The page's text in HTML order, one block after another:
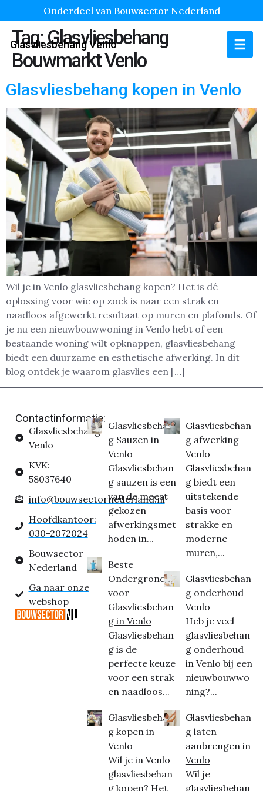
Onderdeel van Bouwsector Nederland
Glasvliesbehang Venlo
Tag:Glasvliesbehang
Bouwmarkt Venlo
Glasvliesbehang kopen in Venlo
Wil je in Venlo glasvliesbehang kopen? Het is dé
oplossing voor wie op zoek is naar een strak en
naadloos afgewerkt resultaat op muren en plafonds. Of
je nu een nieuwbouwwoning in Venlo hebt of een
bestaande woning wilt opknappen, glasvliesbehang
biedt een duurzame en esthetische afwerking. In dit
blog ontdek je waarom glasvlies een […]
Contactinformatie:
Glasvliesbehang
Venlo
KVK:
58037640
info@bouwsectornederland.nl
Hoofdkantoor:
030-2072024
Bouwsector
Nederland
Ga naar onze
webshop
Glasvliesbehan
g Sauzen in
Venlo
Glasvliesbehan
g sauzen is een
van de meest
gekozen
afwerkingsmet
hoden in...
Beste
Ondergrond
voor
Glasvliesbehan
g in Venlo
Glasvliesbehan
g is de
perfecte keuze
voor een strak
en naadloos...
Glasvliesbehan
g kopen in
Venlo
Wil je in Venlo
glasvliesbehan
g kopen? Het
Glasvliesbehan
g afwerking
Venlo
Glasvliesbehan
g biedt een
uitstekende
basis voor
strakke en
moderne
muren,...
Glasvliesbehan
g onderhoud
Venlo
Heb je veel
glasvliesbehan
g onderhoud
in Venlo bij een
nieuwbouwwo
ning?...
Glasvliesbehan
g laten
aanbrengen in
Venlo
Wil je
glasvliesbehan